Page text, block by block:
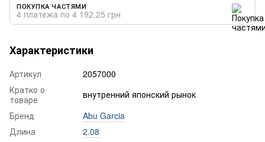
ПОКУПКА ЧАСТЯМИ
4 платежа по 4 192.25 грн
Характеристики
Артикул
2057000
Кратко о
товаре
внутренний японский рынок
Бренд
Abu Garcia
Длина
2.08